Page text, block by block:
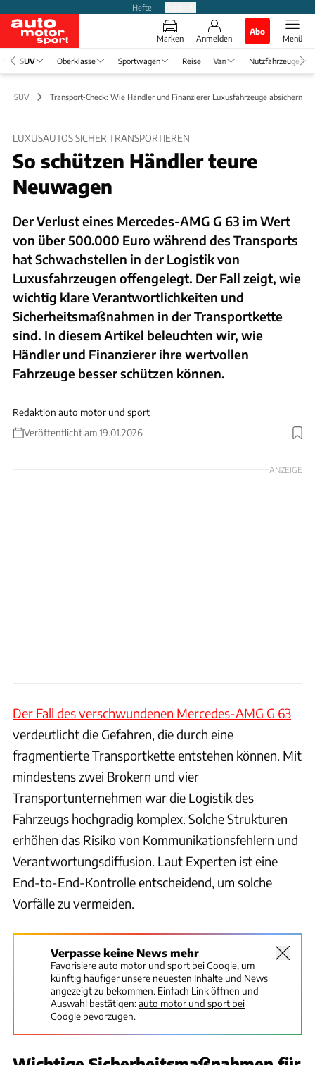
Hefte
Marken Anmelden
Abo
Menü
SUV Oberklasse Sportwagen Reise Van Nutzfahrzeuge
SUV Transport‑Check: Wie Händler und Finanzierer Luxusfahrzeuge absichern
LUXUSAUTOS SICHER TRANSPORTIEREN
So schützen Händler teure
Neuwagen
Der Verlust eines Mercedes-AMG G 63 im Wert
von über 500.000 Euro während des Transports
hat Schwachstellen in der Logistik von
Luxusfahrzeugen offengelegt. Der Fall zeigt, wie
wichtig klare Verantwortlichkeiten und
Sicherheitsmaßnahmen in der Transportkette
sind. In diesem Artikel beleuchten wir, wie
Händler und Finanzierer ihre wertvollen
Fahrzeuge besser schützen können.
Redaktion auto motor und sport
Veröffentlicht am 19.01.2026
Foto: Mercedes-AMG
ANZEIGE
Der Fall des verschwundenen Mercedes-AMG G 63
verdeutlicht die Gefahren, die durch eine
fragmentierte Transportkette entstehen können. Mit
mindestens zwei Brokern und vier
Transportunternehmen war die Logistik des
Fahrzeugs hochgradig komplex. Solche Strukturen
erhöhen das Risiko von Kommunikationsfehlern und
Verantwortungsdiffusion. Laut Experten ist eine
End-to-End-Kontrolle entscheidend, um solche
Vorfälle zu vermeiden.
Verpasse keine News mehr
Favorisiere auto motor und sport bei Google, um
künftig häufiger unsere neuesten Inhalte und News
angezeigt zu bekommen. Einfach Link öffnen und
Auswahl bestätigen:auto motor und sport bei
Google bevorzugen.